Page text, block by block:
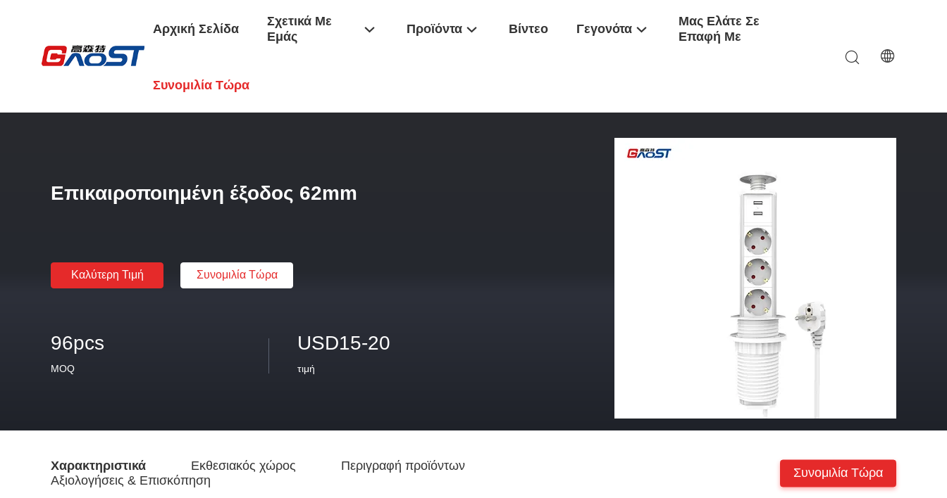
Αρχική Σελίδα
Σχετικά Με
Εμάς
Προϊόντα Βίντεο Γεγονότα
Μας Ελάτε Σε
Επαφή Με
Συνομιλία Τώρα
Επικαιροποιημένη έξοδος 62mm
Καλύτερη Τιμή Συνομιλία Τώρα
96pcs
MOQ
USD15-20
τιμή
Χαρακτηριστικά Εκθεσιακός χώρος
Περιγραφή προϊόντων
Αξιολογήσεις & Επισκόπηση
Συνομιλία Τώρα